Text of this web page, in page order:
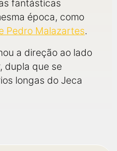
fantásticas
época, como
Pedro Malazartes.
a direção ao lado
dupla que se
longas do Jeca